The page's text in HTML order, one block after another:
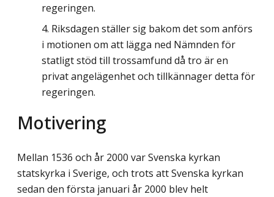
regeringen.
Riksdagen ställer sig bakom det som anförs
i motionen om att lägga ned Nämnden för
statligt stöd till trossamfund då tro är en
privat angelägenhet och tillkännager detta för
regeringen.
Motivering
Mellan 1536 och år 2000 var Svenska kyrkan
statskyrka i Sverige, och trots att Svenska kyrkan
sedan den första januari år 2000 blev helt